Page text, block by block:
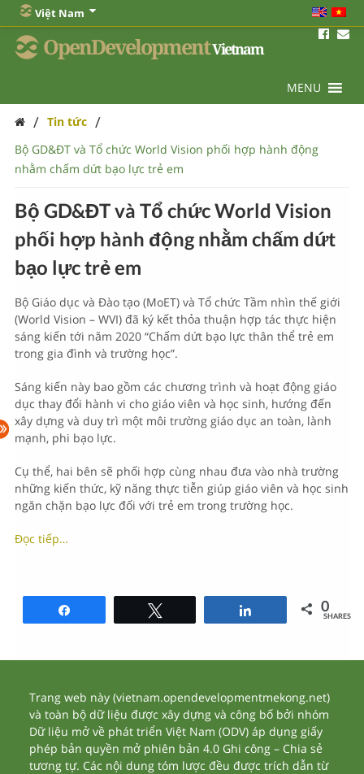
Việt Nam
OpenDevelopmentVietnam
MENU
/ Tin tức /
Bộ GD&ĐT và Tổ chức World Vision phối hợp hành động
nhằm chấm dứt bạo lực trẻ em
Bộ GD&ĐT và Tổ chức World Vision
phối hợp hành động nhằm chấm dứt
bạo lực trẻ em
Bộ Giáo dục và Đào tạo (MoET) và Tổ chức Tầm nhìn thế giới
(World Vision – WVI) đã ký kết thỏa thuận hợp tác thực hiện
sáng kiến tới năm 2020 “Chấm dứt bạo lực thân thể trẻ em
trong gia đình và trường học”.
Sáng kiến này bao gồm các chương trình và hoạt động giáo
dục thay đổi hành vi cho giáo viên và học sinh, hướng đến
xây dựng và duy trì một môi trường giáo dục an toàn, lành
mạnh, phi bạo lực.
Cụ thể, hai bên sẽ phối hợp cùng nhau đưa vào nhà trường
những kiến thức, kỹ năng thực tiễn giúp giáo viên và học sinh
ngăn chặn bạo lực đối với trẻ em trong trường học.
Đọc tiếp…
0
SHARES
Trang web này (vietnam.opendevelopmentmekong.net)
và toàn bộ dữ liệu được xây dựng và công bố bởi nhóm
Dữ liệu mở về phát triển Việt Nam (ODV) áp dụng giấy
phép bản quyền mở phiên bản 4.0 Ghi công – Chia sẻ
tương tự. Các nội dung tóm lược đều được trích dẫn từ